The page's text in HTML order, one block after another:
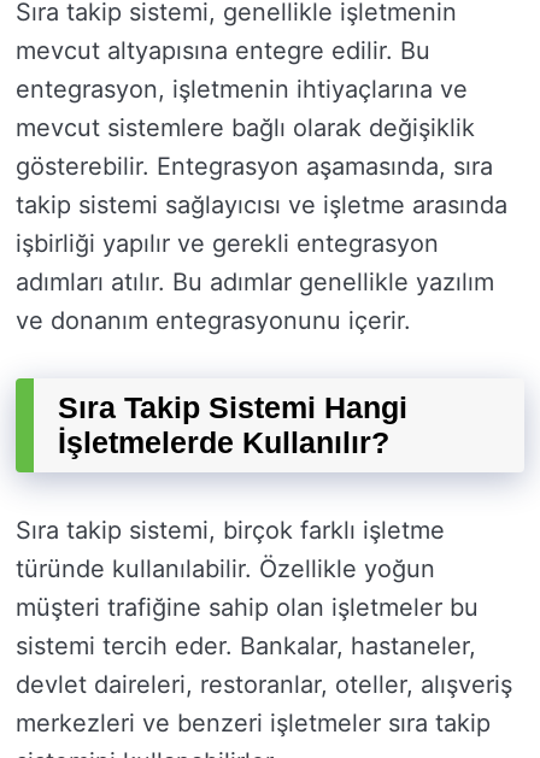
Sıra takip sistemi, genellikle işletmenin
mevcut altyapısına entegre edilir. Bu
entegrasyon, işletmenin ihtiyaçlarına ve
mevcut sistemlere bağlı olarak değişiklik
gösterebilir. Entegrasyon aşamasında, sıra
takip sistemi sağlayıcısı ve işletme arasında
işbirliği yapılır ve gerekli entegrasyon
adımları atılır. Bu adımlar genellikle yazılım
ve donanım entegrasyonunu içerir.
Sıra Takip Sistemi Hangi
İşletmelerde Kullanılır?
Sıra takip sistemi, birçok farklı işletme
türünde kullanılabilir. Özellikle yoğun
müşteri trafiğine sahip olan işletmeler bu
sistemi tercih eder. Bankalar, hastaneler,
devlet daireleri, restoranlar, oteller, alışveriş
merkezleri ve benzeri işletmeler sıra takip